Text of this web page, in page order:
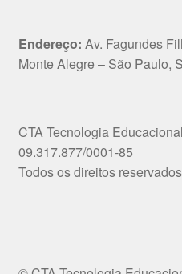
Endereço: Av. Fagundes
Monte Alegre – São Paulo,
CTA Tecnologia Educacional
09.317.877/0001-85
Todos os direitos